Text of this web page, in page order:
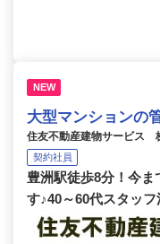
NEW
大型マンションの
住友不動産建物サービス
契約社員
豊洲駅徒歩8分！今
す♪40～60代スタッフ